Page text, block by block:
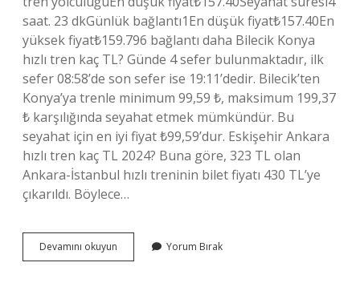
saat. 23 dkGünlük bağlantı1En düşük fiyat₺157.40En
yüksek fiyat₺159.796 bağlantı daha Bilecik Konya
hızlı tren kaç TL? Günde 4 sefer bulunmaktadır, ilk
sefer 08:58’de son sefer ise 19:11’dedir. Bilecik’ten
Konya’ya trenle minimum 99,59 ₺, maksimum 199,37
₺ karşılığında seyahat etmek mümkündür. Bu
seyahat için en iyi fiyat ₺99,59’dur. Eskişehir Ankara
hızlı tren kaç TL 2024? Buna göre, 323 TL olan
Ankara-İstanbul hızlı treninin bilet fiyatı 430 TL’ye
çıkarıldı. Böylece…
Devamını okuyun
Hızlı
Yorum Bırak